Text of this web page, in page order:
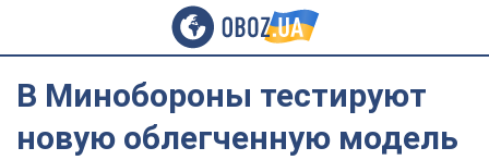
В Минобороны тестируют
новую облегченную модель